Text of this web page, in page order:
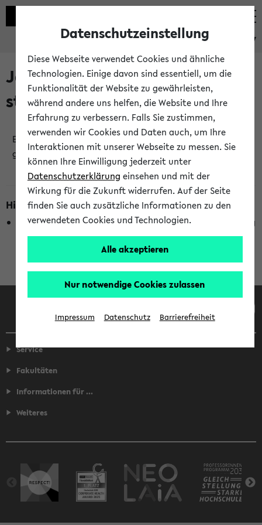
eKVV
Jetzt und in Kürze
stattfindende Veranstaltungen
Es wurden keine jetzt stattfindenden Veranstaltungen
gefunden!
Hinweise zur Liste
Die Anzeige ist semesterübergreifend und nicht abhängig
vom im eKVV gewählten Semester.
Facebook Instagram LinkedIn TikTok
Service
Fakultäten
Informationen für ...
Weiteres
Datenschutzeinstellung
Diese Webseite verwendet Cookies und ähnliche
Technologien. Einige davon sind essentiell, um die
Funktionalität der Website zu gewährleisten,
während andere uns helfen, die Website und Ihre
Erfahrung zu verbessern. Falls Sie zustimmen,
verwenden wir Cookies und Daten auch, um Ihre
Interaktionen mit unserer Webseite zu messen. Sie
können Ihre Einwilligung jederzeit unter
Datenschutzerklärung einsehen und mit der
Wirkung für die Zukunft widerrufen. Auf der Seite
finden Sie auch zusätzliche Informationen zu den
verwendeten Cookies und Technologien.
Alle akzeptieren
Nur notwendige Cookies zulassen
Impressum Datenschutz Barrierefreiheit